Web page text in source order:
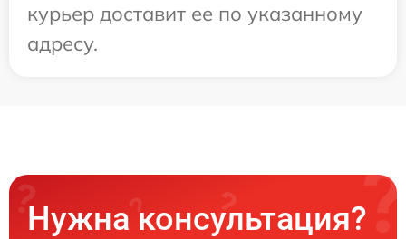
курьер доставит ее по указанному
адресу.
Нужна консультация?